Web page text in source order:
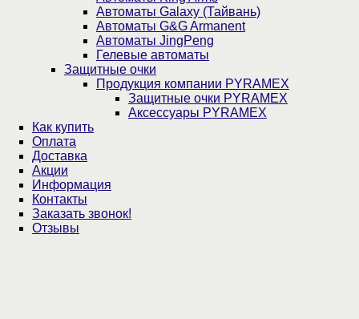
Автоматы Galaxy (Тайвань)
Автоматы G&G Armanent
Автоматы JingPeng
Гелевые автоматы
Защитные очки
Продукция компании PYRAMEX
Защитные очки PYRAMEX
Аксессуары PYRAMEX
Как купить
Оплата
Доставка
Акции
Информация
Контакты
Заказать звонок!
Отзывы